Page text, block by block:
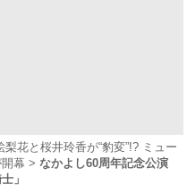
梨花と桜井玲香が“豹変”!? ミュー
幕
なかよし60周年記念公演
」